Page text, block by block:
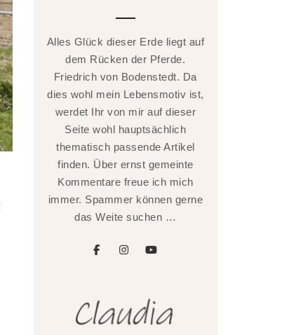
Alles Glück dieser Erde liegt auf
dem Rücken der Pferde.
Friedrich von Bodenstedt. Da
dies wohl mein Lebensmotiv ist,
werdet Ihr von mir auf dieser
Seite wohl hauptsächlich
thematisch passende Artikel
finden. Über ernst gemeinte
Kommentare freue ich mich
immer. Spammer können gerne
das Weite suchen …